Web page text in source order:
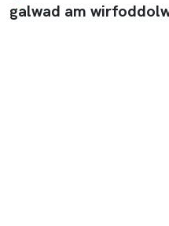
galwad am